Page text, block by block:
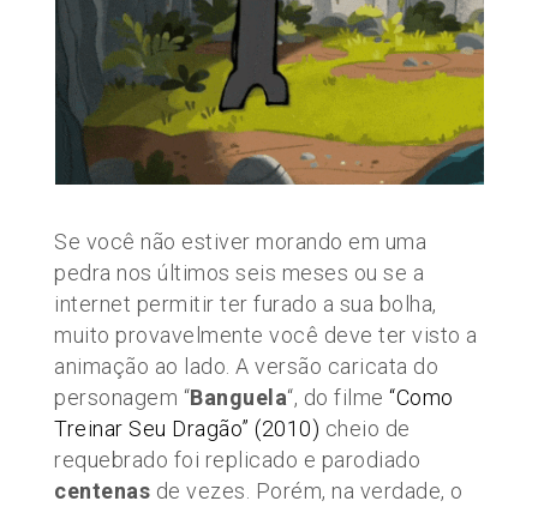
Se você não estiver morando em uma
pedra nos últimos seis meses ou se a
internet permitir ter furado a sua bolha,
muito provavelmente você deve ter visto a
animação ao lado. A versão caricata do
personagem “Banguela“, do filme “Como
Treinar Seu Dragão” (2010) cheio de
requebrado foi replicado e parodiado
centenas de vezes. Porém, na verdade, o